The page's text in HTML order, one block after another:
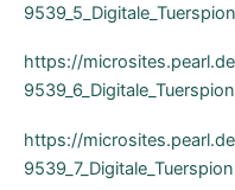
https://
https://